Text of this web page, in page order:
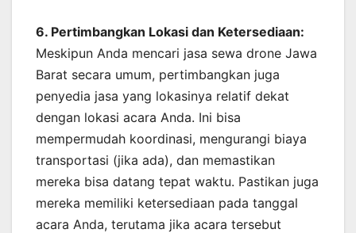
6. Pertimbangkan Lokasi dan Ketersediaan:
Meskipun Anda mencari jasa sewa drone Jawa
Barat secara umum, pertimbangkan juga
penyedia jasa yang lokasinya relatif dekat
dengan lokasi acara Anda. Ini bisa
mempermudah koordinasi, mengurangi biaya
transportasi (jika ada), dan memastikan
mereka bisa datang tepat waktu. Pastikan juga
mereka memiliki ketersediaan pada tanggal
acara Anda, terutama jika acara tersebut